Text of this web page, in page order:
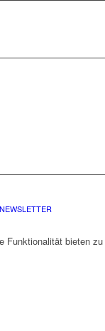
NEWSLETTER
Funktionalität bieten zu